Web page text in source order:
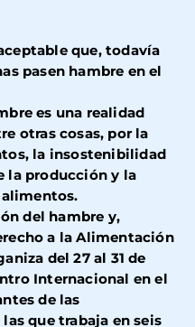
que, todavía
pasen hambre en el
es una realidad
otras cosas, por la
la insostenibilidad
la producción y la
del hambre y,
a la Alimentación
del 27 al 31 de
Internacional en el
de las
que trabaja en seis